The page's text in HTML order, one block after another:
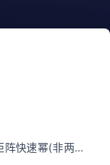
3700.锯齿形数组的总数 II：矩阵快速幂(非两行的解法)